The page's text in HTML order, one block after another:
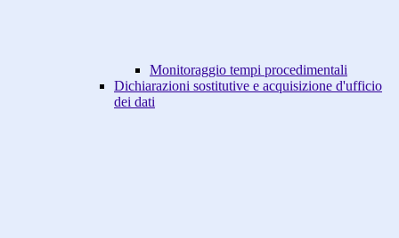
Monitoraggio tempi procedimentali
Dichiarazioni sostitutive e acquisizione d'ufficio
dei dati